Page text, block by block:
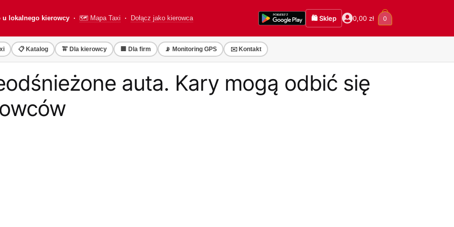
u lokalnego kierowcy · 🗺️ Mapa Taxi · Dołącz jako kierowca 🛍️ Sklep 0,00 zł 0
📋 Katalog 🚖 Dla kierowcy 🏢 Dla firm 📡 Monitoring GPS ✉️ Kontakt
auta. Kary mogą odbić się